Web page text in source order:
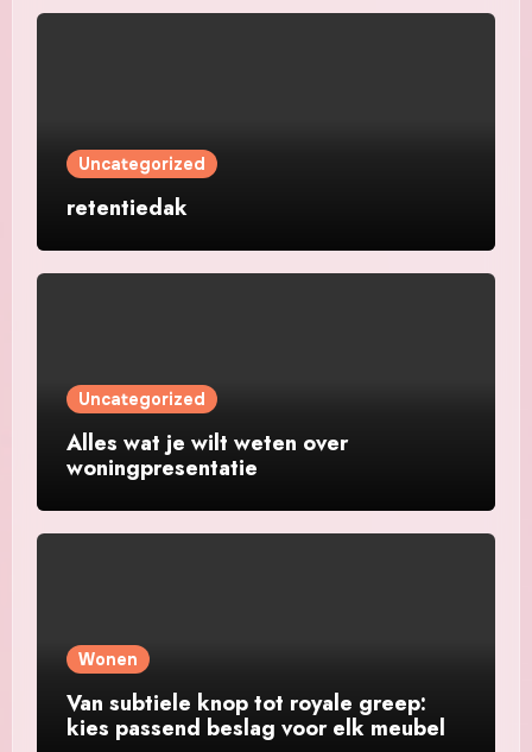
Uncategorized
retentiedak
Uncategorized
Alles wat je wilt weten over
woningpresentatie
Wonen
Van subtiele knop tot royale greep:
kies passend beslag voor elk meubel